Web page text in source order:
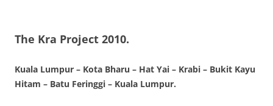
The Kra Project 2010.
Kuala Lumpur – Kota Bharu – Hat Yai – Krabi – Bukit Kayu
Hitam – Batu Feringgi – Kuala Lumpur.